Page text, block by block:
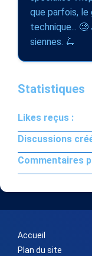
que parfois, le
technique...
siennes. 🛴
Statistiques
Likes reçus :
Discussions
Commentaires
Accueil
Plan du site